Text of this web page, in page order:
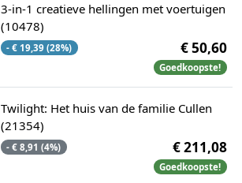
3-in-1 creatieve hellingen met voertuigen
(10478)
- € 19,39 (28%) € 50,60
Goedkoopste!
Twilight: Het huis van de familie Cullen
(21354)
- € 8,91 (4%) € 211,08
Goedkoopste!